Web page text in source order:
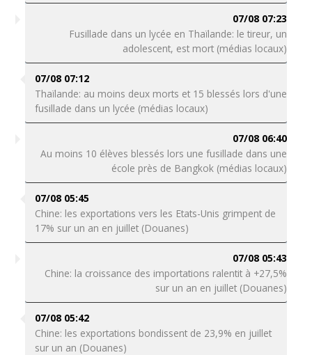
07/08 07:23
Fusillade dans un lycée en Thaïlande: le tireur, un
adolescent, est mort (médias locaux)
07/08 07:12
Thaïlande: au moins deux morts et 15 blessés lors d'une
fusillade dans un lycée (médias locaux)
07/08 06:40
Au moins 10 élèves blessés lors une fusillade dans une
école près de Bangkok (médias locaux)
07/08 05:45
Chine: les exportations vers les Etats-Unis grimpent de
17% sur un an en juillet (Douanes)
07/08 05:43
Chine: la croissance des importations ralentit à +27,5%
sur un an en juillet (Douanes)
07/08 05:42
Chine: les exportations bondissent de 23,9% en juillet
sur un an (Douanes)